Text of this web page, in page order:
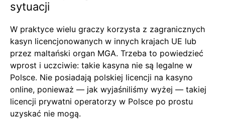
sytuacji
W praktyce wielu graczy korzysta z zagranicznych
kasyn licencjonowanych w innych krajach UE lub
przez maltański organ MGA. Trzeba to powiedzieć
wprost i uczciwie: takie kasyna nie są legalne w
Polsce. Nie posiadają polskiej licencji na kasyno
online, ponieważ — jak wyjaśniliśmy wyżej — takiej
licencji prywatni operatorzy w Polsce po prostu
uzyskać nie mogą.